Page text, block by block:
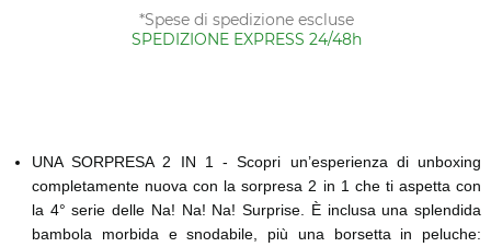
*Spese di spedizione escluse
SPEDIZIONE EXPRESS 24/48h
UNA SORPRESA 2 IN 1 - Scopri un’esperienza di unboxing
completamente nuova con la sorpresa 2 in 1 che ti aspetta con
la 4° serie delle Na! Na! Na! Surprise. È inclusa una splendida
bambola morbida e snodabile, più una borsetta in peluche: